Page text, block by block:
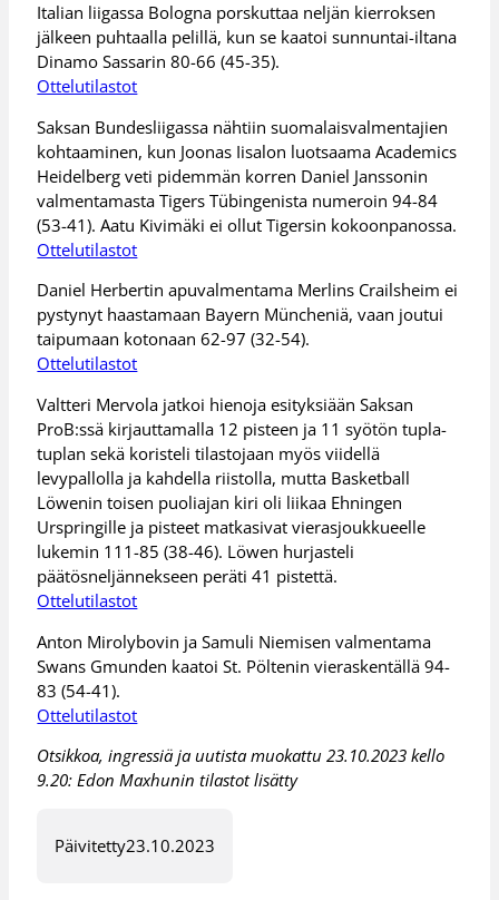
Italian liigassa Bologna porskuttaa neljän kierroksen
jälkeen puhtaalla pelillä, kun se kaatoi sunnuntai-iltana
Dinamo Sassarin 80-66 (45-35).
Ottelutilastot
Saksan Bundesliigassa nähtiin suomalaisvalmentajien
kohtaaminen, kun Joonas Iisalon luotsaama Academics
Heidelberg veti pidemmän korren Daniel Janssonin
valmentamasta Tigers Tübingenista numeroin 94-84
(53-41). Aatu Kivimäki ei ollut Tigersin kokoonpanossa.
Ottelutilastot
Daniel Herbertin apuvalmentama Merlins Crailsheim ei
pystynyt haastamaan Bayern Müncheniä, vaan joutui
taipumaan kotonaan 62-97 (32-54).
Ottelutilastot
Valtteri Mervola jatkoi hienoja esityksiään Saksan
ProB:ssä kirjauttamalla 12 pisteen ja 11 syötön tupla-
tuplan sekä koristeli tilastojaan myös viidellä
levypallolla ja kahdella riistolla, mutta Basketball
Löwenin toisen puoliajan kiri oli liikaa Ehningen
Urspringille ja pisteet matkasivat vierasjoukkueelle
lukemin 111-85 (38-46). Löwen hurjasteli
päätösneljännekseen peräti 41 pistettä.
Ottelutilastot
Anton Mirolybovin ja Samuli Niemisen valmentama
Swans Gmunden kaatoi St. Pöltenin vieraskentällä 94-
83 (54-41).
Ottelutilastot
Otsikkoa, ingressiä ja uutista muokattu 23.10.2023 kello
9.20: Edon Maxhunin tilastot lisätty
Päivitetty23.10.2023